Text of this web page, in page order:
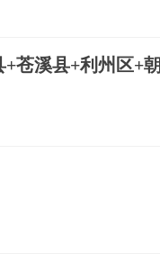
苍溪县+利州区+朝